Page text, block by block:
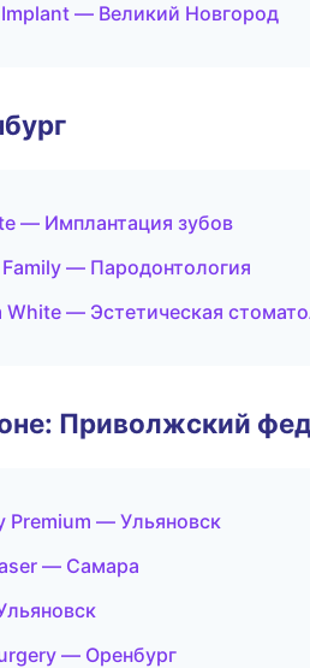
— Великий Новгород
— Имплантация зубов
— Пародонтология
White — Эстетическая
Приволжский
Premium — Ульяновск
— Самара
— Оренбург